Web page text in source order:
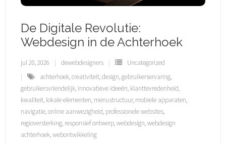
De Digitale Revolutie:
Webdesign in de Achterhoek
jul 20, 2026 dewebdesigners
Uncategorized
achterhoek,creativiteit,design,gebruikerservaring,
gebruikersvriendelijk, innovatieve ideeën, klanttevredenheid,
kwaliteit, lokale elementen, menustructuur, mobiele apparaten,
navigatie,online aanwezigheid, professionele websites,
regioversterking, responsief ontwerp,webdesign,webdesign
achterhoek,webontwikkeling